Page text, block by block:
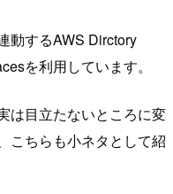
動するAWS Dirctory
を利用しています。
は目立たないところに変
こちらも小ネタとして紹